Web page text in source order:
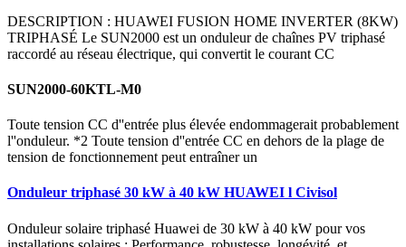
DESCRIPTION : HUAWEI FUSION HOME INVERTER (8KW)
TRIPHASÉ Le SUN2000 est un onduleur de chaînes PV triphasé
raccordé au réseau électrique, qui convertit le courant CC
SUN2000-60KTL-M0
Toute tension CC d''entrée plus élevée endommagerait probablement
l''onduleur. *2 Toute tension d''entrée CC en dehors de la plage de
tension de fonctionnement peut entraîner un
Onduleur triphasé 30 kW à 40 kW HUAWEI l Civisol
Onduleur solaire triphasé Huawei de 30 kW à 40 kW pour vos